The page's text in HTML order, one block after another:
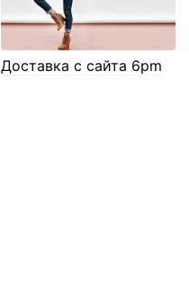
Доставка с сайта 6pm